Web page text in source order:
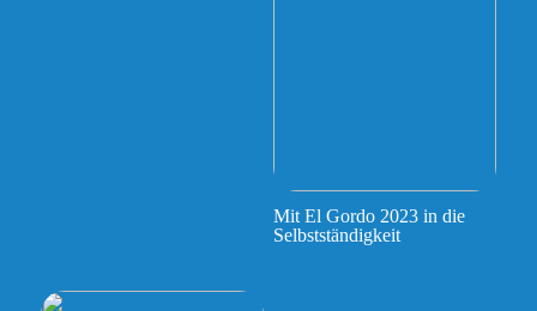
Mit El Gordo 2023 in die
Selbstständigkeit